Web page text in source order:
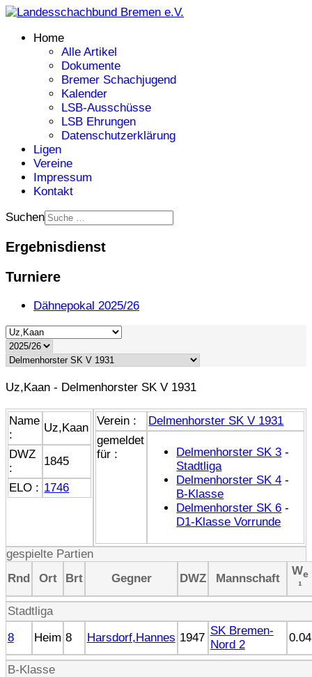
Home
Alle Artikel
Dokumente
Bremer Schachjugend
Kalender
LSB-Ausschüsse
LSB Ehrungen
Datenschutzerklärung
Ligen
Vereine
Impressum
Kontakt
Suchen
Ergebnisdienst
Turniere
Dähnepokal 2025/26
Uz,Kaan - Delmenhorster SK V 1931
Name
:
Uz,Kaan
DWZ
:
1845
ELO : 1746
Verein :
Delmenhorster SK V 1931
gemeldet
für :
Delmenhorster SK 3 -
Stadtliga
Delmenhorster SK 4 -
B-Klasse
Delmenhorster SK 6 -
D1-Klasse Vorrunde
gespielte Partien
Rnd
Ort Brt Gegner DWZ Mannschaft
We
¹
Stadtliga
8
Heim 8 Harsdorf,Hannes 1947
SK Bremen-
Nord 2
0.04
B-Klasse